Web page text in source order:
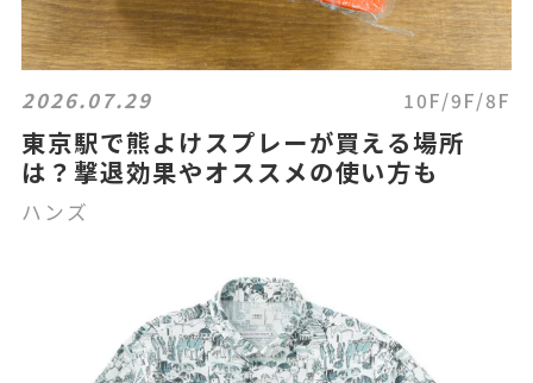
2026.07.29 10F/9F/8F
東京駅で熊よけスプレーが買える場所
は？撃退効果やオススメの使い方も
ハンズ